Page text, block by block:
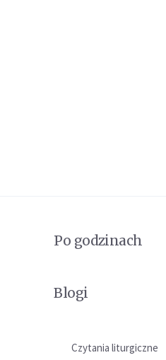
Po godzinach
Blogi
Czytania liturgiczne